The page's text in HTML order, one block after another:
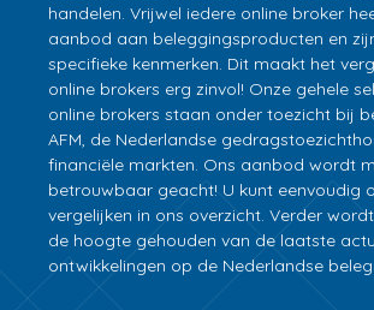
handelen. Vrijwel iedere online broker
aanbod aan beleggingsproducten en
specifieke kenmerken. Dit maakt het
online brokers erg zinvol! Onze gehele
online brokers staan onder toezicht bij
AFM, de Nederlandse
financiële markten. Ons aanbod wordt
betrouwbaar geacht! U kunt eenvoudig
vergelijken in ons overzicht. Verder
de hoogte gehouden van de laatste
ontwikkelingen op de Nederlandse